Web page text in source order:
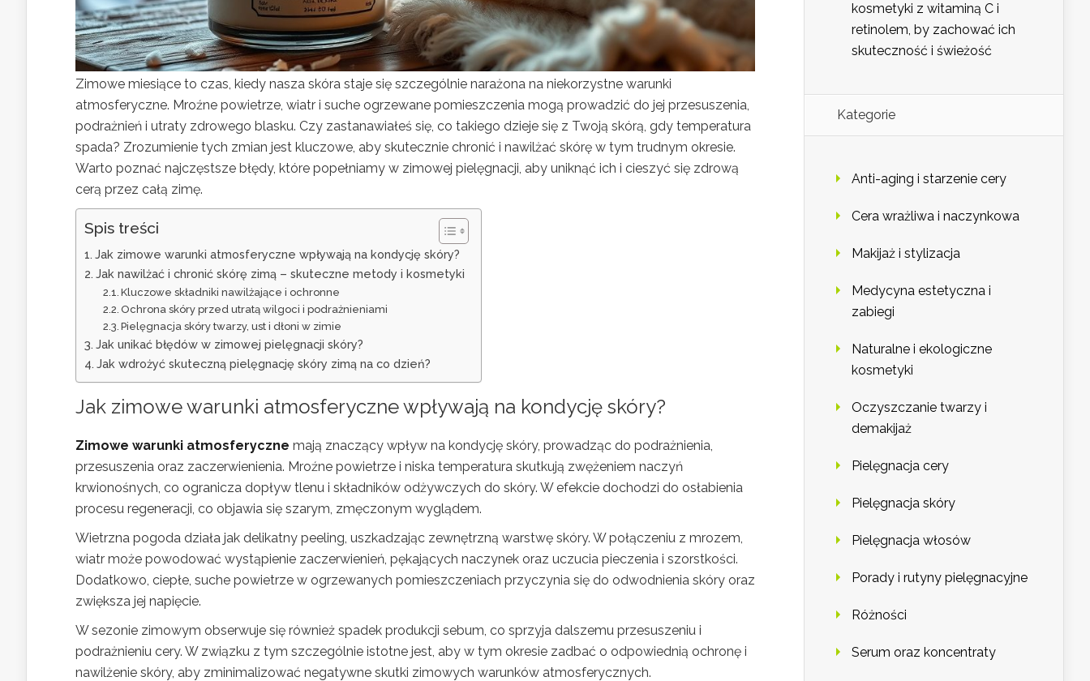
Zimowe miesiące to czas, kiedy nasza skóra staje się szczególnie narażona na niekorzystne warunki
atmosferyczne. Mroźne powietrze, wiatr i suche ogrzewane pomieszczenia mogą prowadzić do jej przesuszenia,
podrażnień i utraty zdrowego blasku. Czy zastanawiałeś się, co takiego dzieje się z Twoją skórą, gdy temperatura
spada? Zrozumienie tych zmian jest kluczowe, aby skutecznie chronić i nawilżać skórę w tym trudnym okresie.
Warto poznać najczęstsze błędy, które popełniamy w zimowej pielęgnacji, aby uniknąć ich i cieszyć się zdrową
cerą przez całą zimę.
Spis treści
Jak zimowe warunki atmosferyczne wpływają na kondycję skóry?
Jak nawilżać i chronić skórę zimą – skuteczne metody i kosmetyki
Kluczowe składniki nawilżające i ochronne
Ochrona skóry przed utratą wilgoci i podrażnieniami
Pielęgnacja skóry twarzy, ust i dłoni w zimie
Jak unikać błędów w zimowej pielęgnacji skóry?
Jak wdrożyć skuteczną pielęgnację skóry zimą na co dzień?
Jak zimowe warunki atmosferyczne wpływają na kondycję skóry?
Zimowe warunki atmosferyczne mają znaczący wpływ na kondycję skóry, prowadząc do podrażnienia,
przesuszenia oraz zaczerwienienia. Mroźne powietrze i niska temperatura skutkują zwężeniem naczyń
krwionośnych, co ogranicza dopływ tlenu i składników odżywczych do skóry. W efekcie dochodzi do osłabienia
procesu regeneracji, co objawia się szarym, zmęczonym wyglądem.
Wietrzna pogoda działa jak delikatny peeling, uszkadzając zewnętrzną warstwę skóry. W połączeniu z mrozem,
wiatr może powodować wystąpienie zaczerwienień, pękających naczynek oraz uczucia pieczenia i szorstkości.
Dodatkowo, ciepłe, suche powietrze w ogrzewanych pomieszczeniach przyczynia się do odwodnienia skóry oraz
zwiększa jej napięcie.
W sezonie zimowym obserwuje się również spadek produkcji sebum, co sprzyja dalszemu przesuszeniu i
podrażnieniu cery. W związku z tym szczególnie istotne jest, aby w tym okresie zadbać o odpowiednią ochronę i
nawilżenie skóry, aby zminimalizować negatywne skutki zimowych warunków atmosferycznych.
kosmetyki z witaminą C i
retinolem, by zachować ich
skuteczność i świeżość
Kategorie
Anti-aging i starzenie cery
Cera wrażliwa i naczynkowa
Makijaż i stylizacja
Medycyna estetyczna i
zabiegi
Naturalne i ekologiczne
kosmetyki
Oczyszczanie twarzy i
demakijaż
Pielęgnacja cery
Pielęgnacja skóry
Pielęgnacja włosów
Porady i rutyny pielęgnacyjne
Różności
Serum oraz koncentraty